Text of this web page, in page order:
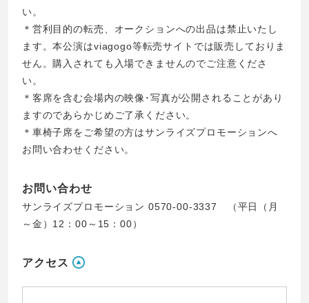
い。
＊営利目的の転売、オークションへの出品は禁止いたし
ます。本公演はviagogo等転売サイトでは販売しておりま
せん。購入されても入場できませんのでご注意くださ
い。
＊客席を含む会場内の映像･写真が公開されることがあり
ますのであらかじめご了承ください。
＊車椅子席をご希望の方はサンライズプロモーションへ
お問い合わせください。
お問い合わせ
サンライズプロモーション 0570-00-3337 （平日（月
～金）12：00～15：00）
アクセス